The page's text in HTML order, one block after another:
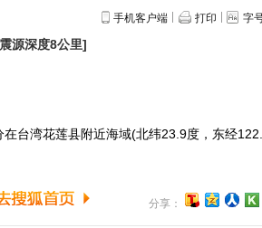
手机客户端 打印 字
源深度8公里]
湾花莲县附近海域(北纬23.9度，东经
分享：